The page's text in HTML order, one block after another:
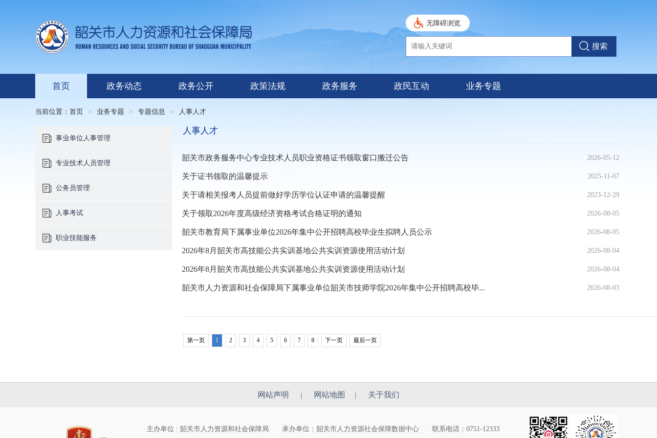
无障碍浏览
搜索
首页 政务动态 政务公开 政策法规 政务服务 政民互动 业务专题
当前位置： 首页 > 业务专题 > 专题信息 > 人事人才
事业单位人事管理
专业技术人员管理
公务员管理
人事考试
职业技能服务
人事人才
韶关市政务服务中心专业技术人员职业资格证书领取窗口搬迁公告 2026-05-12
关于证书领取的温馨提示 2025-11-07
关于请相关报考人员提前做好学历学位认证申请的温馨提醒 2023-12-29
关于领取2026年度高级经济资格考试合格证明的通知 2026-08-05
韶关市教育局下属事业单位2026年集中公开招聘高校毕业生拟聘人员公示 2026-08-05
2026年8月韶关市高技能公共实训基地公共实训资源使用活动计划 2026-08-04
2026年8月韶关市高技能公共实训基地公共实训资源使用活动计划 2026-08-04
韶关市人力资源和社会保障局下属事业单位韶关市技师学院2026年集中公开招聘高校毕... 2026-08-03
第一页 1 2 3 4 5 6 7 8 下一页 最后一页
网站声明 网站地图 关于我们
主办单位 : 韶关市人力资源和社会保障局 承办单位：韶关市人力资源社会保障数据中心 联系电话：0751-12333